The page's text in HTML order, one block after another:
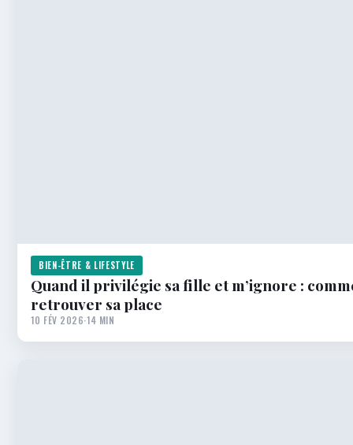
BIEN-ÊTRE & LIFESTYLE
Quand il privilégie sa fille et m’ignore :
retrouver sa place
10 FÉV 2026·14 MIN